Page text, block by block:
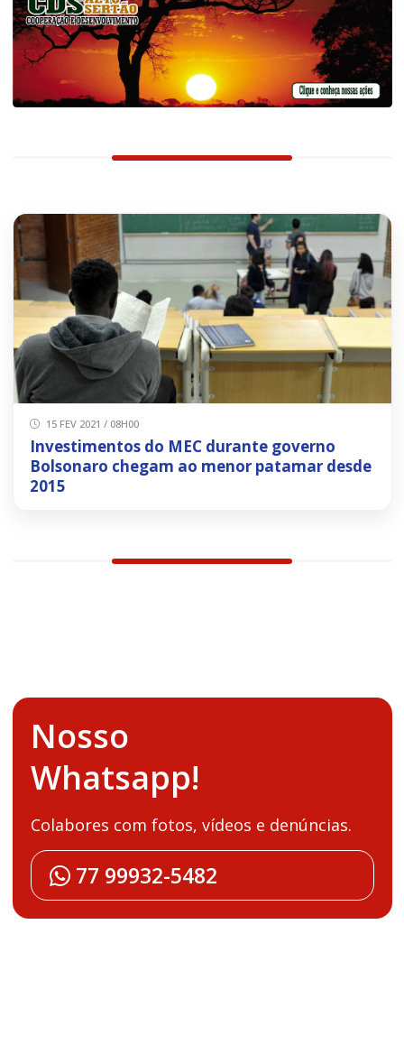
15 FEV 2021 / 08H00
Investimentos do MEC durante governo
Bolsonaro chegam ao menor patamar desde
2015
Nosso
Whatsapp!
Colabores com fotos, vídeos e denúncias.
77 99932-5482